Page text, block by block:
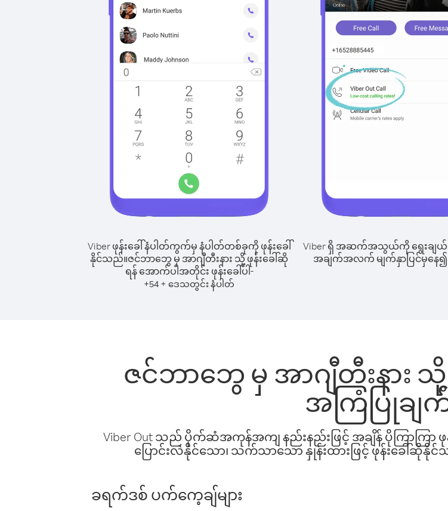
Viber ဖုန်းခေါ်နံပါတ်ကွက်မှ နံပါတ်တစ်ခုကို ဖုန်းခေါ်
နိုင်သည်။ဇင်ဘာဘွေ မှ အာဂျီတီးနား သို့ ဖုန်းခေါ်ဆို
ရန် အောက်ပါအတိုင်း ဖုန်းခေါ်ပါ-
+54 + ဒေသတွင်း နံပါတ်
Viber ရှိ အဆက်အသွယ်ကို ရွေးချယ်
အချက်အလက် မျက်နှာပြင်မှနေ၍ ဖု
ဇင်ဘာဘွေ မှ အာဂျီတီးနား
အကြံပြုချက်
Viber Out သည် ပိုက်ဆံအကုန်အကျ နည်းနည်းဖြင့် အချိန် ပိုကြာကြ
ပြောင်းလဲနိုင်သော၊ သက်သာသော နှုန်းထားဖြင့် ဖုန်းခေါ်ဆိုနို
ခရက်ဒစ် ပက်ကေ့ချ်များ